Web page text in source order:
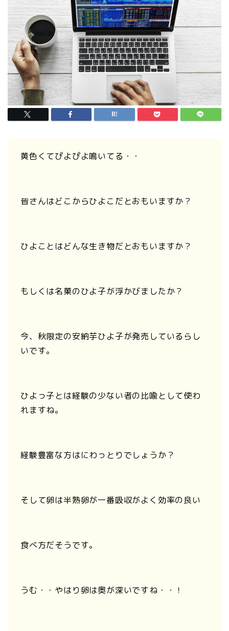
黄色くてぴよぴよ鳴いてる・・
皆さんはどこからひよこだとおもいますか？
ひよことはどんな生き物だとおもいますか？
もしくは名菓のひよ子が浮かびましたか？
今、秋限定の安納芋ひよ子が発売しているらし
いです。
ひよっ子とは経験の少ない者の比喩として使わ
れますね。
経験豊富な方はにわっとりでしょうか？
そして卵は半熟卵が一番吸収がよく効率の良い
食べ方だそうです。
うむ・・やはり卵は奥が深いですね・・！